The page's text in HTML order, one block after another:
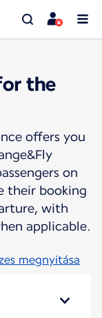
the
offers you
on
their booking
with
applicable.
megnyitása